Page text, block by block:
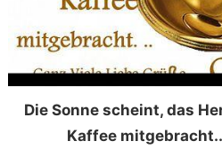
Die Sonne scheint, das
Kaffee